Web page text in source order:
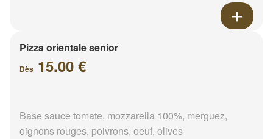
Pizza orientale senior
Dès 15.00 €
Base sauce tomate, mozzarella 100%, merguez,
oignons rouges, poivrons, oeuf, olives